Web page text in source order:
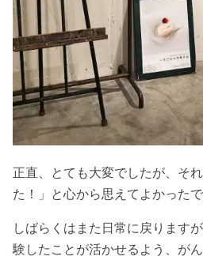
正直、とても大変でしたが、そ
た！」と心から思えてよかったで
しばらくはまた日常に戻ります
験したことが活かせるよう、が